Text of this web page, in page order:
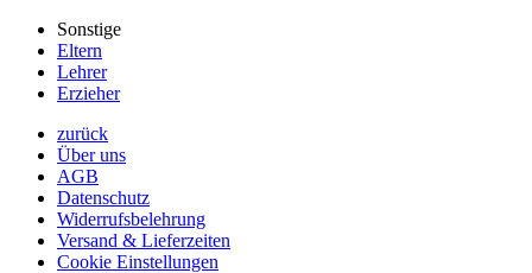
Sonstige
Eltern
Lehrer
Erzieher
zurück
Über uns
AGB
Datenschutz
Widerrufsbelehrung
Versand & Lieferzeiten
Cookie Einstellungen